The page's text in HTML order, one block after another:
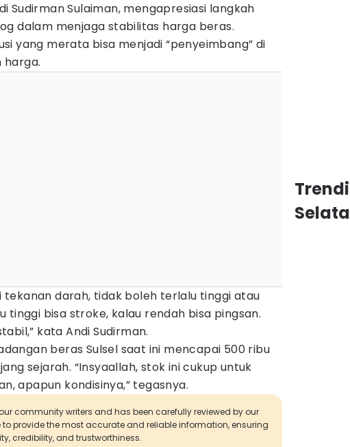
Sudirman Sulaiman, mengapresiasi langkah
dalam menjaga stabilitas harga beras.
yang merata bisa menjadi “penyeimbang” di
harga.
tekanan darah, tidak boleh terlalu tinggi atau
tinggi bisa stroke, kalau rendah bisa pingsan.
kata Andi Sudirman.
beras Sulsel saat ini mencapai 500 ribu
sejarah. “Insyaallah, stok ini cukup untuk
apapun kondisinya,” tegasnya.
community writers and has been carefully reviewed by our
to provide the most accurate and reliable information, ensuring
credibility, and trustworthiness.